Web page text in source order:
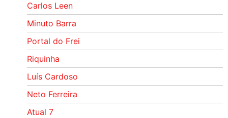
Carlos Leen
Minuto Barra
Portal do Frei
Riquinha
Luís Cardoso
Neto Ferreira
Atual 7